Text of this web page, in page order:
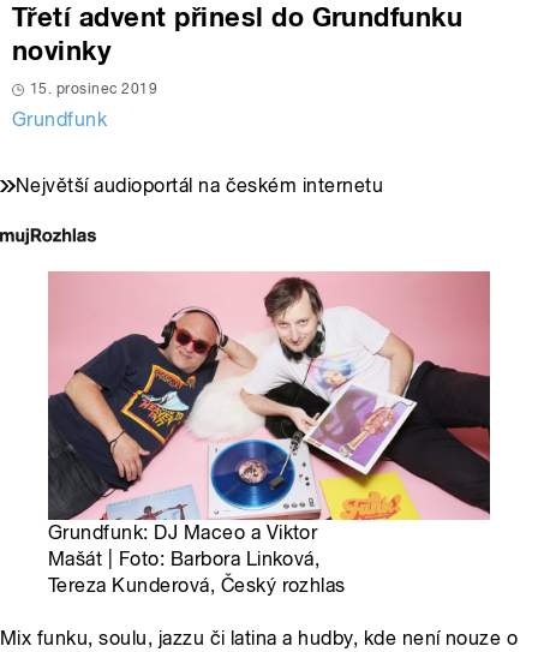
Třetí advent přinesl do Grundfunku
novinky
15. prosinec 2019
Grundfunk
Největší audioportál na českém internetu
Grundfunk: DJ Maceo a Viktor
Mašát | Foto: Barbora Linková,
Tereza Kunderová, Český rozhlas
Mix funku, soulu, jazzu či latina a hudby, kde není nouze o